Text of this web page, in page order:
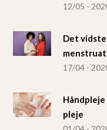
12/05 -
Det vidste
17/04 -
pleje